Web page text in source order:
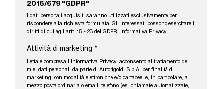
2016/679 "GDPR"
I dati personali acquisiti saranno utilizzati esclusivamente per
rispondere alla richiesta formulata. Gli Interessati possono esercitare i
diritti di cui agli artt. 15 - 23 del GDPR. Informativa Privacy.
Attività di marketing *
Letta e compresa l’Informativa Privacy, acconsento al trattamento dei
miei dati personali da parte di Autorigoldi S.p.A. per finalità di
marketing, con modalità elettroniche e/o cartacee, e, in particolare, a
mezzo posta ordinaria o email, telefono (es. chiamate automatizzate,